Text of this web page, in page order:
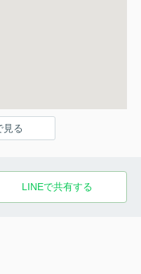
見る
LINEで共有する